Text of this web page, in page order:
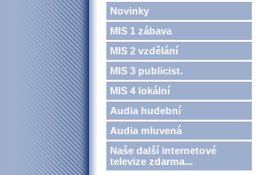
Novinky
MIS 1 zábava
MIS 2 vzdělání
MIS 3 publicist.
MIS 4 lokální
Audia hudební
Audia mluvená
Naše další internetové
televize zdarma...